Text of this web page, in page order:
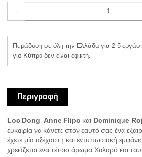
-
Παράδοση σε όλη την Ελλάδα για 2-5
για Κύπρο δεν είναι εφικτή.
Περιγραφή
Loc Dong, Anne Flipo και Dominique
ευκαιρία να κάνετε στον εαυτό σας ένα
έχετε μία αξέχαστη και εντυπωσιακή
χρειάζεται ένα τέτοιο άρωμα.Χαλαρό και